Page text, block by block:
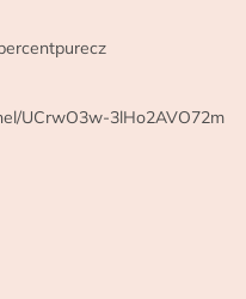
UCrwO3w-3lHo2AVO72m